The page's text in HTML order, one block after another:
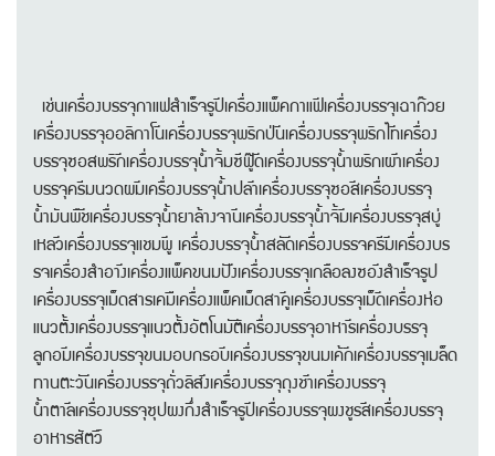
เช่นเครื่องบรรจุกาแฟสำเร็จรูป‚เครื่องแพ็คกาแฟ‚เครื่องบรรจุเฉาก๊วย
เครื่องบรรจุออลิกาโน‚เครื่องบรรจุพริกป่น‚เครื่องบรรจุพริกไท‚เครื่อง
บรรจุซอสพริก‚เครื่องบรรจุน้ำจิ้มซีฟู๊ด‚เครื่องบรรจุน้ำพริกเผา‚เครื่อง
บรรจุครีมนวดผม‚เครื่องบรรจุน้ำปลา‚เครื่องบรรจุซอส‚เครื่องบรรจุ
น้ำมันพืช‚เครื่องบรรจุน้ำยาล้างจาน‚เครื่องบรรจุน้ำจิ้ม‚เครื่องบรรจุสบู่
เหลว‚เครื่องบรรจุแชมพู‚ เครื่องบรรจุน้ำสลัด‚เครื่องบรรจครีม‚เครื่องบร
รจเครื่องสำอาง‚เครื่องแพ็คขนมปัง‚เครื่องบรรจุเกลือลงซอง‚สำเร็จรูป
เครื่องบรรจุเม็ดสารเคมี‚เครื่องแพ็คเม็ดสาคู‚เครื่องบรรจุเม็ด‚เครื่องห่อ
แนวตั้งเครื่องบรรจุแนวตั้งอัตโนมัติ‚เครื่องบรรจุอาหาร‚เครื่องบรรจุ
ลูกอม‚เครื่องบรรจุขนมอบกรอบ‚เครื่องบรรจุขนมเค้ก‚เครื่องบรรจุเมล็ด
ทานตะวัน‚เครื่องบรรจุถั่วลิสง‚เครื่องบรรจุถุงชา‚เครื่องบรรจุ
น้ำตาล‚เครื่องบรรจุซุปผงกึ่งสำเร็จรูป‚เครื่องบรรจุผงชูรส‚เครื่องบรรจุ
อาหารสัตว์‚